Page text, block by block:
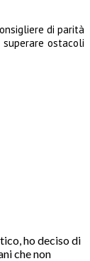
di parità
ostacoli
ho deciso di
che non